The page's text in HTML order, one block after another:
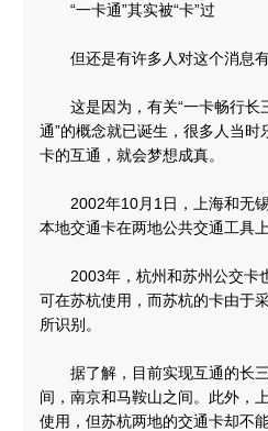
“一卡通”其实被“卡”过
但还是有许多人对这个消息有
这是因为，有关“一卡畅行长
通”的概念就已诞生，很多人当
卡的互通，就会梦想成真。
2002年10月1日，上海和无锡
本地交通卡在两地公共交通工具上
2003年，杭州和苏州公交卡也
可在苏杭使用，而苏杭的卡由于
所识别。
据了解，目前实现互通的长三
间，南京和马鞍山之间。此外，
使用，但苏杭两地的交通卡却不